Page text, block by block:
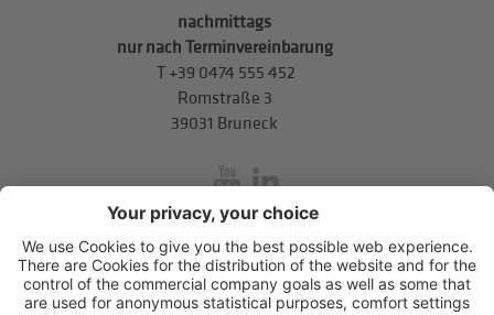
nachmittags
nur nach Terminvereinbarung
T +39 0474 555 452
Romstraße 3
39031 Bruneck
inService
Mitterweg 5, Bozner Boden,I-39100Bozen.T+39 0471 310
311.info@hds-bz.it